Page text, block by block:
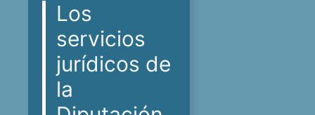
Los
servicios
jurídicos de
la